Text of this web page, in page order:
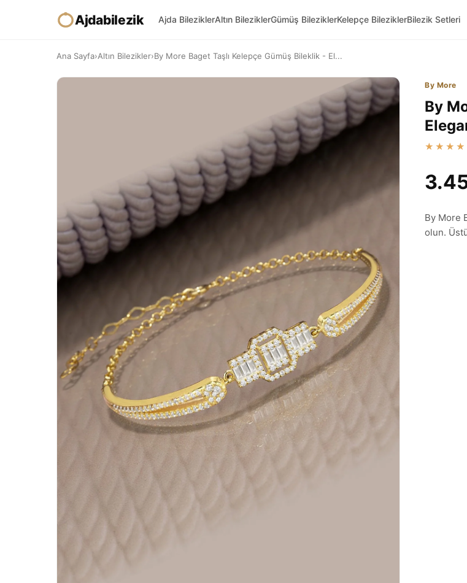
Ajdabilezik Ajda BileziklerAltın BileziklerGümüş BileziklerKelepçe BileziklerBilezik Setleri
Ana Sayfa›Altın Bilezikler›By More Baget Taşlı Kelepçe Gümüş Bileklik - El...
By More
By
By More
olun.